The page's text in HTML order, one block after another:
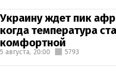
Украину ждет пик
когда температура
комфортной
5 августа, 20:00 5793